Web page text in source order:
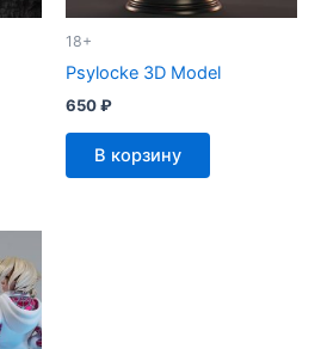
18+
Psylocke 3D Model
650₽
В корзину